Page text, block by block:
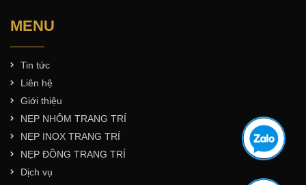
MENU
Tin tức
Liên hệ
Giới thiệu
NẸP NHÔM TRANG TRÍ
NẸP INOX TRANG TRÍ
NẸP ĐỒNG TRANG TRÍ
Dịch vụ